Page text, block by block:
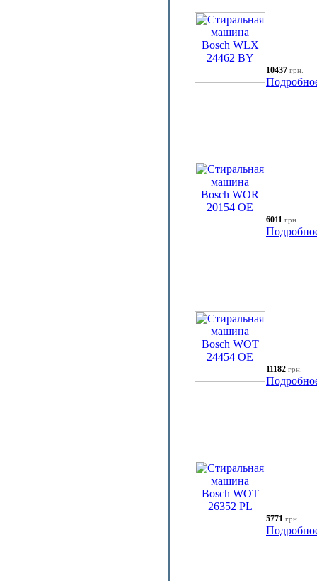
10437 грн.
6011 грн.
11182 грн.
5771 грн.